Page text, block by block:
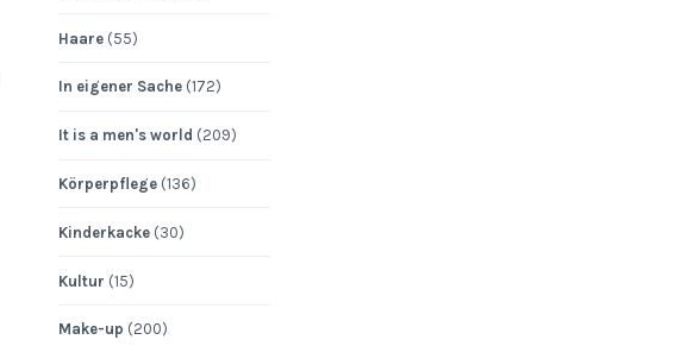
Haare(55)
In eigener Sache(172)
It is a men's world (209)
Körperpflege(136)
Kinderkacke(30)
Kultur (15)
Make-up (200)